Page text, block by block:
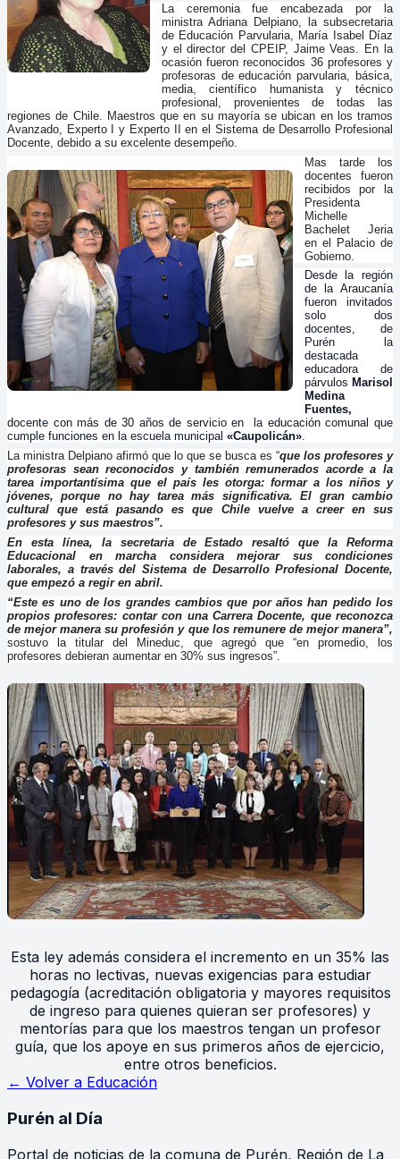
La ceremonia fue encabezada por la
ministra Adriana Delpiano, la subsecretaria
de Educación Parvularia, María Isabel Díaz
y el director del CPEIP, Jaime Veas. En la
ocasión fueron reconocidos 36 profesores y
profesoras de educación parvularia, básica,
media, científico humanista y técnico
profesional, provenientes de todas las
regiones de Chile. Maestros que en su mayoría se ubican en los tramos
Avanzado, Experto I y Experto II en el Sistema de Desarrollo Profesional
Docente, debido a su excelente desempeño.
Mas tarde los
docentes fueron
recibidos por la
Presidenta
Michelle
Bachelet Jeria
en el Palacio de
Gobierno.
Desde la región
de la Araucanía
fueron invitados
solo dos
docentes, de
Purén la
destacada
educadora de
párvulos Marisol
Medina
Fuentes,
docente con más de 30 años de servicio en la educación comunal que
cumple funciones en la escuela municipal «Caupolicán».
La ministra Delpiano afirmó que lo que se busca es “que los profesores y
profesoras sean reconocidos y también remunerados acorde a la
tarea importantísima que el país les otorga: formar a los niños y
jóvenes, porque no hay tarea más significativa. El gran cambio
cultural que está pasando es que Chile vuelve a creer en sus
profesores y sus maestros”.
En esta línea, la secretaria de Estado resaltó que la Reforma
Educacional en marcha considera mejorar sus condiciones
laborales, a través del Sistema de Desarrollo Profesional Docente,
que empezó a regir en abril.
“Este es uno de los grandes cambios que por años han pedido los
propios profesores: contar con una Carrera Docente, que reconozca
de mejor manera su profesión y que los remunere de mejor manera”,
sostuvo la titular del Mineduc, que agregó que “en promedio, los
profesores debieran aumentar en 30% sus ingresos”.
Esta ley además considera el incremento en un 35% las
horas no lectivas, nuevas exigencias para estudiar
pedagogía (acreditación obligatoria y mayores requisitos
de ingreso para quienes quieran ser profesores) y
mentorías para que los maestros tengan un profesor
guía, que los apoye en sus primeros años de ejercicio,
entre otros beneficios.
← Volver a Educación
Purén al Día
Portal de noticias de la comuna de Purén, Región de La